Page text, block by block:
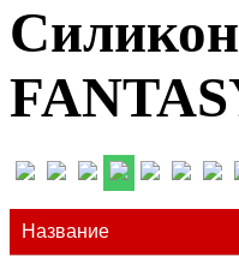
Название